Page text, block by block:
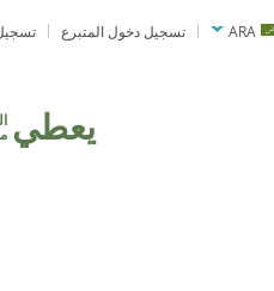
ARA تسجيل دخول المتبرع
يعطي